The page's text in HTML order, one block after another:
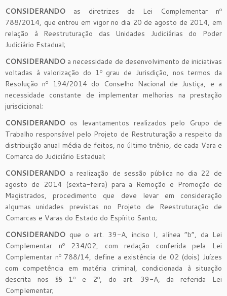
CONSIDERANDO as diretrizes da Lei Complementar nº
788/2014, que entrou em vigor no dia 20 de agosto de 2014, em
relação à Reestruturação das Unidades Judiciárias do Poder
Judiciário Estadual;
CONSIDERANDO a necessidade de desenvolvimento de iniciativas
voltadas à valorização do 1º grau de Jurisdição, nos termos da
Resolução nº 194/2014 do Conselho Nacional de Justiça, e a
necessidade constante de implementar melhorias na prestação
jurisdicional;
CONSIDERANDO os levantamentos realizados pelo Grupo de
Trabalho responsável pelo Projeto de Restruturação a respeito da
distribuição anual média de feitos, no último triênio, de cada Vara e
Comarca do Judiciário Estadual;
CONSIDERANDO a realização de sessão pública no dia 22 de
agosto de 2014 (sexta-feira) para a Remoção e Promoção de
Magistrados, procedimento que deve levar em consideração
algumas unidades previstas no Projeto de Reestruturação de
Comarcas e Varas do Estado do Espírito Santo;
CONSIDERANDO que o art. 39-A, inciso I, alínea “b”, da Lei
Complementar nº 234/02, com redação conferida pela Lei
Complementar nº 788/14, define a existência de 02 (dois) Juízes
com competência em matéria criminal, condicionada à situação
descrita nos §§ 1º e 2º, do art. 39-A, da referida Lei
Complementar;